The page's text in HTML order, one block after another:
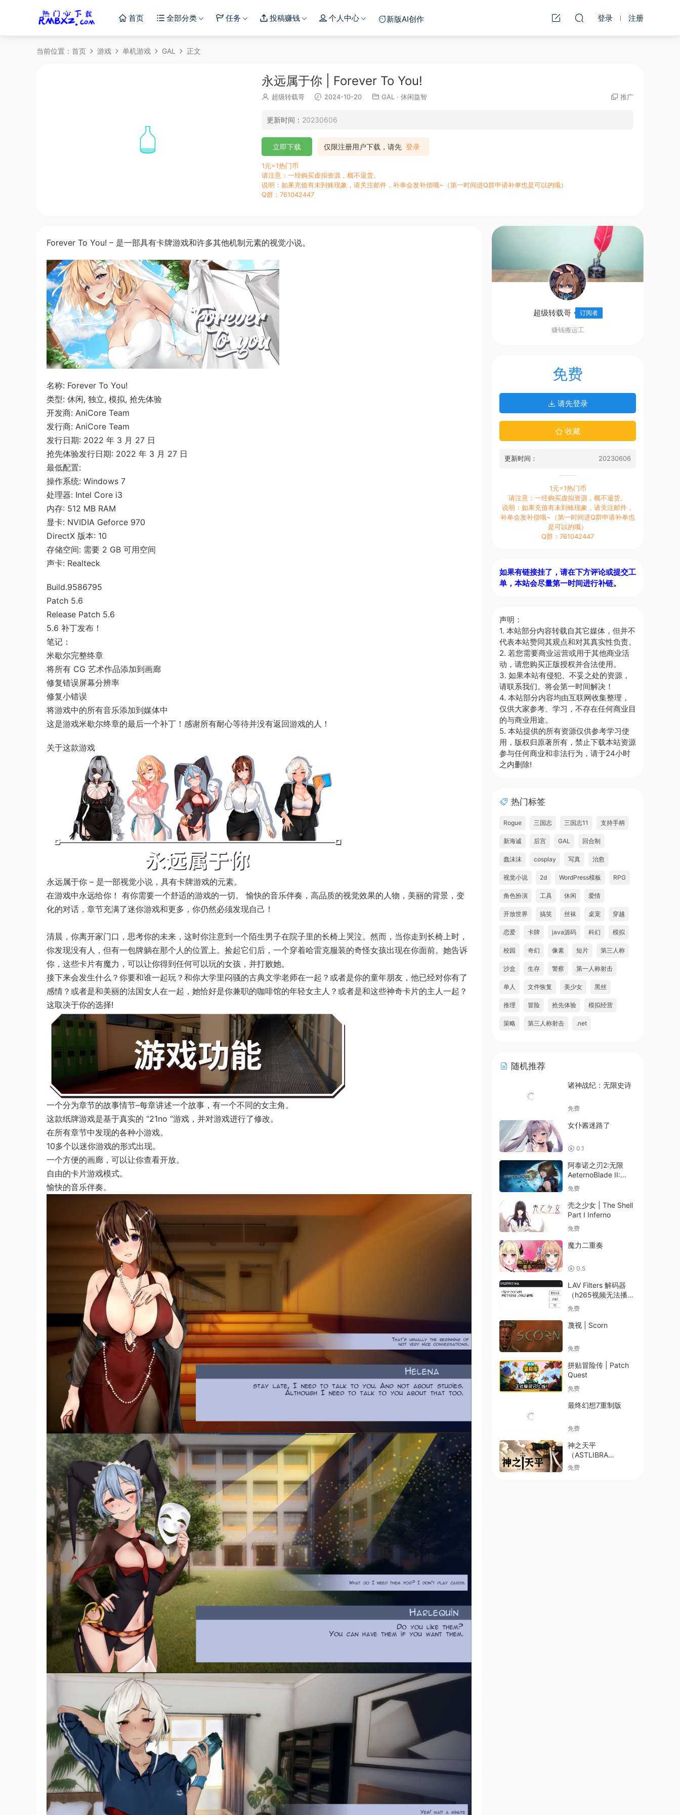
首页 全部分类 任务 投稿赚钱 个人中心 新版AI创作 登录 注册
当前位置： 首页 游戏 单机游戏 GAL 正文
永远属于你 | Forever To You!
超级转载哥 2024-10-20 GAL · 休闲益智 推广
更新时间： 20230606
仅限注册用户下载，请先 登录
立即下载
1元=1热门币
请注意：一经购买虚拟资源，概不退货。
说明：如果充值有未到账现象，请关注邮件，补单会发补偿哦~（第一时间进Q群申请补单也是可以的哦）
Q群：761042447
Forever To You! – 是一部具有卡牌游戏和许多其他机制元素的视觉小说。
名称: Forever To You!
类型: 休闲, 独立, 模拟, 抢先体验
开发商: AniCore Team
发行商: AniCore Team
发行日期: 2022 年 3 月 27 日
抢先体验发行日期: 2022 年 3 月 27 日
最低配置:
操作系统: Windows 7
处理器: Intel Core i3
内存: 512 MB RAM
显卡: NVIDIA Geforce 970
DirectX 版本: 10
存储空间: 需要 2 GB 可用空间
声卡: Realteck
Build.9586795
Patch 5.6
Release Patch 5.6
5.6 补丁发布！
笔记：
米歇尔完整终章
将所有 CG 艺术作品添加到画廊
修复错误屏幕分辨率
修复小错误
将游戏中的所有音乐添加到媒体中
这是游戏米歇尔终章的最后一个补丁！感谢所有耐心等待并没有返回游戏的人！
关于这款游戏
永远属于你 – 是一部视觉小说，具有卡牌游戏的元素。
在游戏中永远给你！ 有你需要一个舒适的游戏的一切。 愉快的音乐伴奏，高品质的视觉效果的人物，美丽的背景，变
化的对话，章节充满了迷你游戏和更多，你仍然必须发现自己！
清晨，你离开家门口，思考你的未来，这时你注意到一个陌生男子在院子里的长椅上哭泣。然而，当你走到长椅上时，
你发现没有人，但有一包牌躺在那个人的位置上。捡起它们后，一个穿着哈雷克服装的奇怪女孩出现在你面前。她告诉
你，这些卡片有魔力，可以让你得到任何可以玩的女孩，并打败她。
接下来会发生什么？你要和谁一起玩？和你大学里闷骚的古典文学老师在一起？或者是你的童年朋友，他已经对你有了
感情？或者是和美丽的法国女人在一起，她恰好是你兼职的咖啡馆的年轻女主人？或者是和这些神奇卡片的主人一起？
这取决于你的选择!
一个分为章节的故事情节–每章讲述一个故事，有一个不同的女主角。
这款纸牌游戏是基于真实的 “21no “游戏，并对游戏进行了修改。
在所有章节中发现的各种小游戏。
10多个以迷你游戏的形式出现。
一个方便的画廊，可以让你查看开放。
自由的卡片游戏模式。
愉快的音乐伴奏。
超级转载哥 订阅者
赚钱搬运工
免费
请先登录
收藏
更新时间： 20230606
1元=1热门币
请注意：一经购买虚拟资源，概不退货。
说明：如果充值有未到账现象，请关注邮件，
补单会发补偿哦~（第一时间进Q群申请补单也
是可以的哦）
Q群：761042447
如果有链接挂了，请在下方评论或提交工
单，本站会尽量第一时间进行补链。
声明：
1. 本站部分内容转载自其它媒体，但并不
代表本站赞同其观点和对其真实性负责。
2. 若您需要商业运营或用于其他商业活
动，请您购买正版授权并合法使用。
3. 如果本站有侵犯、不妥之处的资源，
请联系我们。将会第一时间解决！
4. 本站部分内容均由互联网收集整理，
仅供大家参考、学习，不存在任何商业目
的与商业用途。
5. 本站提供的所有资源仅供参考学习使
用，版权归原著所有，禁止下载本站资源
参与任何商业和非法行为，请于24小时
之内删除!
热门标签
Rogue 三国志 三国志11 支持手柄
新海诚 后宫 GAL 回合制
蠢沫沫 cosplay 写真 治愈
视觉小说 2d WordPress模板 RPG
角色扮演 工具 休闲 爱情
开放世界 搞笑 丝袜 桌宠 穿越
恋爱 卡牌 java源码 科幻 模拟
校园 奇幻 像素 短片 第三人称
沙盒 生存 警察 第一人称射击
单人 文件恢复 美少女 黑丝
推理 冒险 抢先体验 模拟经营
策略 第三人称射击 .net
随机推荐
诸神战纪：无限史诗
免费
女仆酱迷路了
0.1
阿泰诺之刃2:无限
AeternoBlade II:
Infinity
免费
壳之少女 | The Shell
Part I Inferno
免费
魔力二重奏
0.5
LAV Filters 解码器
（h265视频无法播放
需要解码器时可安
装）
免费
蔑视 | Scorn
免费
拼贴冒险传 | Patch
Quest
免费
最终幻想7重制版
免费
神之天平
（ASTLIBRA
Revision）
免费